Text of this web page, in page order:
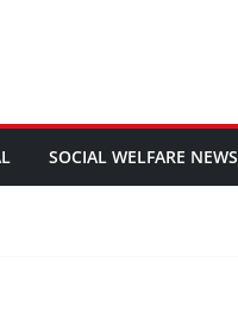
SOCIAL WELFARE NEWS